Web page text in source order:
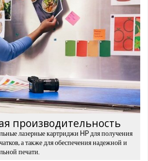
производительность
лазерные картриджи HP для получения
а также для обеспечения надежной и
печати.